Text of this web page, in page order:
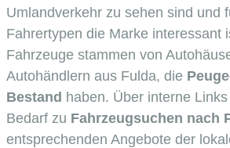
Umlandverkehr zu sehen sind und
Fahrertypen die Marke interessant
Fahrzeuge stammen von
Autohändlern aus Fulda, die
Bestand haben. Über interne
Bedarf zu Fahrzeugsuchen nach
entsprechenden Angebote der